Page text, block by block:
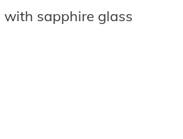
with sapphire glass